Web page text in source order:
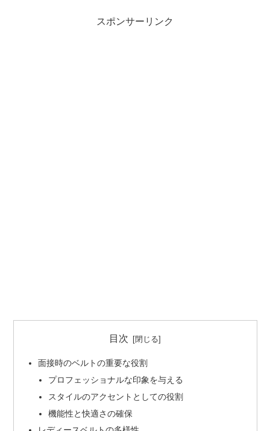
スポンサーリンク
目次
面接時のベルトの重要な役割
プロフェッショナルな印象を与える
スタイルのアクセントとしての役割
機能性と快適さの確保